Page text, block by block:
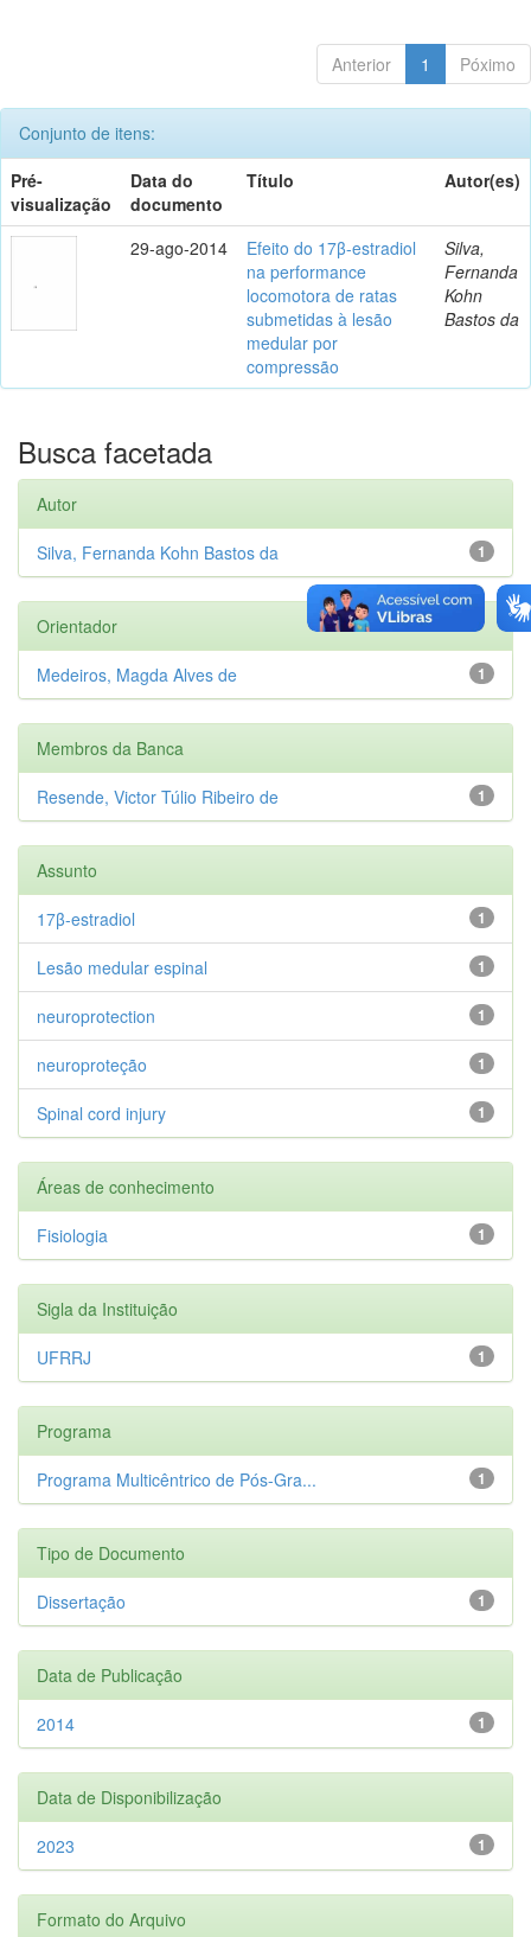
Anterior 1 Póximo
Conjunto de itens:
Pré-
visualização
Data do
documento
Título Autor(es)
29-ago-2014
Efeito do 17β-estradiol
na performance
locomotora de ratas
submetidas à lesão
medular por
compressão
Silva,
Fernanda
Kohn
Bastos da
Busca facetada
Autor
1
Silva, Fernanda Kohn Bastos da
Orientador
1
Medeiros, Magda Alves de
Membros da Banca
1
Resende, Victor Túlio Ribeiro de
Assunto
1
17β-estradiol
1
Lesão medular espinal
1
neuroprotection
1
neuroproteção
1
Spinal cord injury
Áreas de conhecimento
1
Fisiologia
Sigla da Instituição
1
UFRRJ
Programa
1
Programa Multicêntrico de Pós-Gra...
Tipo de Documento
1
Dissertação
Data de Publicação
1
2014
Data de Disponibilização
1
2023
Formato do Arquivo